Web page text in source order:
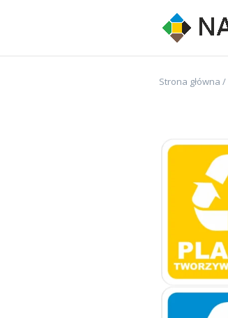
Strona główna /